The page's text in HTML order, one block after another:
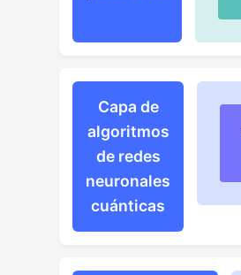
Capa de
algoritmos
de redes
neuronales
cuánticas